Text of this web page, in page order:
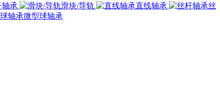
轴承 滑块/导轨 直线轴承
丝
微型球轴承